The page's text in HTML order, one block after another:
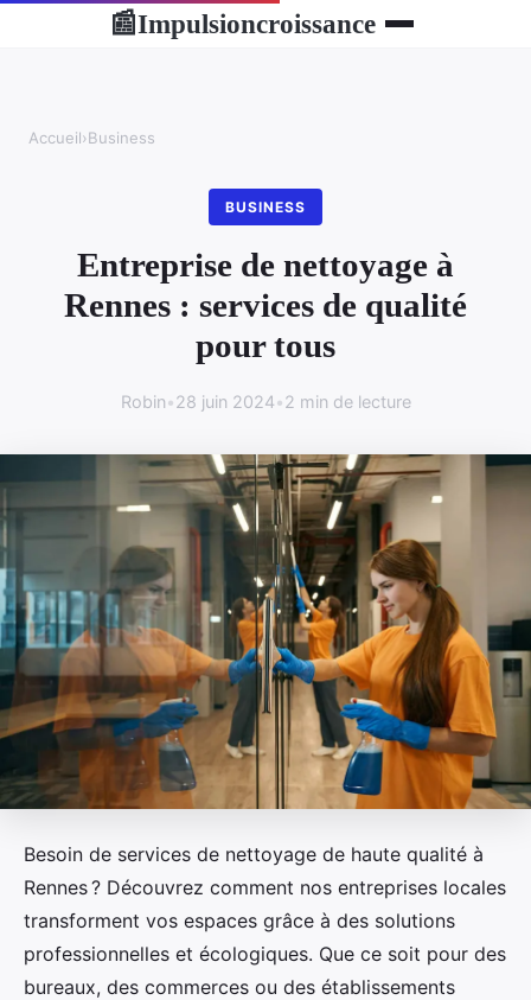
📰Impulsioncroissance
Accueil›Business
BUSINESS
Entreprise de nettoyage à
Rennes : services de qualité
pour tous
Robin•28 juin 2024•2 min de lecture
Besoin de services de nettoyage de haute qualité à
Rennes ? Découvrez comment nos entreprises locales
transforment vos espaces grâce à des solutions
professionnelles et écologiques. Que ce soit pour des
bureaux, des commerces ou des établissements